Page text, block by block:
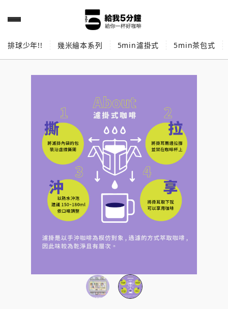
排球少年!! 幾米繪本系列 5min濾掛式 5min茶包式